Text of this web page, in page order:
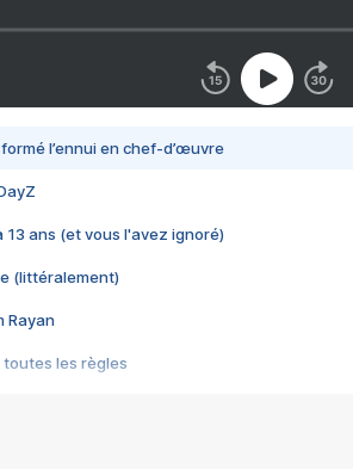
l’ennui en chef-d’œuvre
13 ans (et vous l'avez ignoré)
(littéralement)
Rayan
toutes les règles